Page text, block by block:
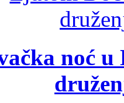
noć